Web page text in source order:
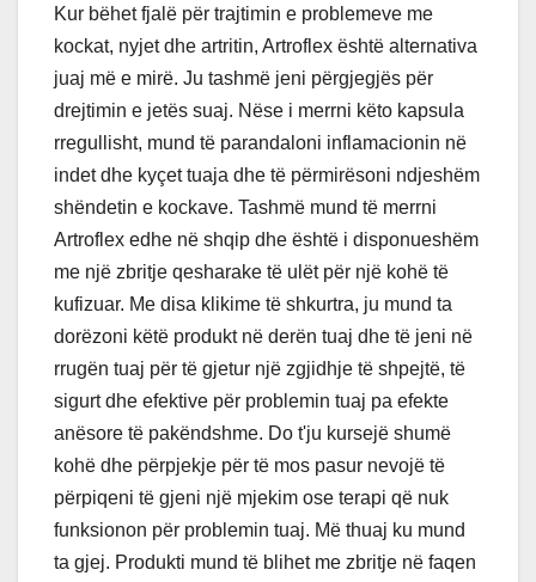
Kur bëhet fjalë për trajtimin e problemeve me
kockat, nyjet dhe artritin, Artroflex është alternativa
juaj më e mirë. Ju tashmë jeni përgjegjës për
drejtimin e jetës suaj. Nëse i merrni këto kapsula
rregullisht, mund të parandaloni inflamacionin në
indet dhe kyçet tuaja dhe të përmirësoni ndjeshëm
shëndetin e kockave. Tashmë mund të merrni
Artroflex edhe në shqip dhe është i disponueshëm
me një zbritje qesharake të ulët për një kohë të
kufizuar. Me disa klikime të shkurtra, ju mund ta
dorëzoni këtë produkt në derën tuaj dhe të jeni në
rrugën tuaj për të gjetur një zgjidhje të shpejtë, të
sigurt dhe efektive për problemin tuaj pa efekte
anësore të pakëndshme. Do t'ju kursejë shumë
kohë dhe përpjekje për të mos pasur nevojë të
përpiqeni të gjeni një mjekim ose terapi që nuk
funksionon për problemin tuaj. Më thuaj ku mund
ta gjej. Produkti mund të blihet me zbritje në faqen